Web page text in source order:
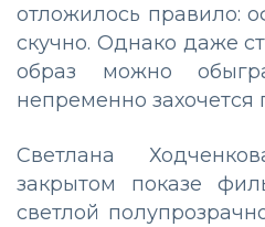
отложилось правило:
скучно. Однако даже
образ можно
непременно захочется
Светлана
закрытом показе
светлой